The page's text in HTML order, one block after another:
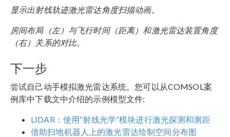
显示出射线轨迹激光雷达角度扫描动画。
房间布局（左）与飞行时间（距离）和激光雷达装置角度
（右）关系的对比。
下一步
尝试自己动手模拟激光雷达系统。您可以从COMSOL案
例库中下载文中介绍的示例模型文件:
LIDAR：使用“射线光学”模块进行激光探测和测距
借助扫地机器人上的激光雷达绘制空间分布图